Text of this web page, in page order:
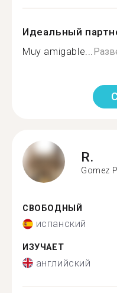
Идеальный
Muy amigable...
R.
Gomez
СВОБОДНЫЙ
испанский
ИЗУЧАЕТ
английский